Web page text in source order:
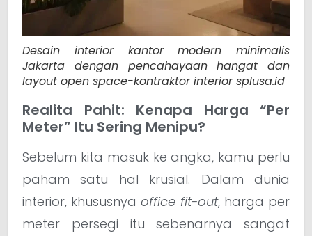
Desain interior kantor modern minimalis
Jakarta dengan pencahayaan hangat dan
layout open space-kontraktor interior splusa.id
Realita Pahit: Kenapa Harga “Per
Meter” Itu Sering Menipu?
Sebelum kita masuk ke angka, kamu perlu
paham satu hal krusial. Dalam dunia
interior, khususnyaoffice fit-out, harga per
meter persegi itu sebenarnya sangat